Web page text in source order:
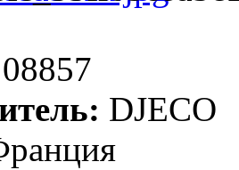
08857
DJECO